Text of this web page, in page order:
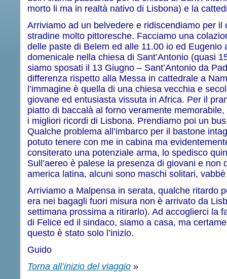
morto li ma in realtà nativo di Lisbona) e la
Arriviamo ad un belvedere e ridiscendiamo per il
stradine molto pittoresche. Facciamo una
delle paste di Belem ed alle 11.00 io ed Eugenio
domenicale nella chiesa di Sant’Antonio (quasi
siamo sposati il 13 Giugno – Sant’Antonio da
differenza rispetto alla Messa in cattedrale a
l’immagine è quella di una chiesa vecchia e
giovane ed entusiasta vissuta in Africa. Per il
piatto di baccalà al forno veramente
i migliori ricordi di Lisbona. Prendiamo poi un
Qualche problema all’imbarco per il bastone
potuto tenere con me in cabina ma
consiterato una potenziale arma, lo spedisco
Sull’aereo è palese la presenza di giovani e non
america latina, alcuni sono maschi solitari,
Arriviamo a Malpensa in serata, qualche ritardo
era nei bagagli fuori misura non è arrivato da
settimana prossima a ritirarlo). Ad accoglierci la
di Felice ed il sindaco, siamo a casa, ma
questo è stato solo l’inizio.
Guido
Torna all’inizio del viaggio »